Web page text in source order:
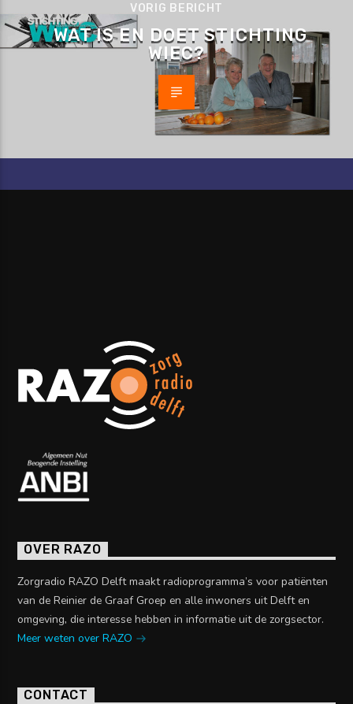
VORIG BERICHT
WAT IS EN DOET STICHTING
WIEC?
OVER RAZO
Zorgradio RAZO Delft maakt radioprogramma’s voor patiënten
van de Reinier de Graaf Groep en alle inwoners uit Delft en
omgeving, die interesse hebben in informatie uit de zorgsector.
Meer weten over RAZO
CONTACT